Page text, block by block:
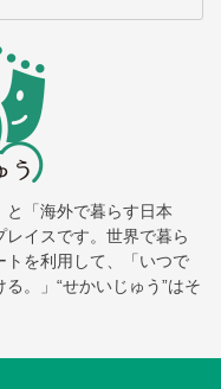
「海外で暮らす日本
イスです。世界で暮ら
を利用して、「いつで
。」“せかいじゅう”はそ